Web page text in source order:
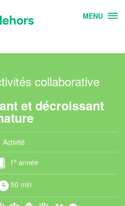
MENU
collaborative
et décroissant
Activité
1 eannée
50 min